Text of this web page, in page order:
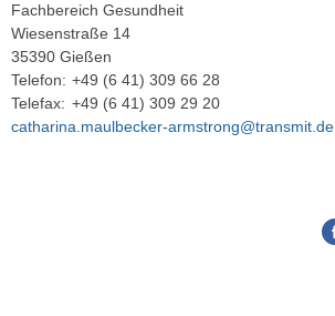
Fachbereich Gesundheit
Wiesenstraße 14
35390 Gießen
Telefon: +49 (6 41) 309 66 28
Telefax: +49 (6 41) 309 29 20
catharina.maulbecker-armstrong@transmit.de